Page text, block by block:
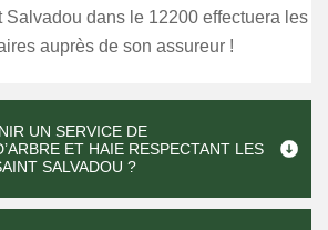
Salvadou dans le 12200 effectuera les
auprès de son assureur !
UN SERVICE DE
ET HAIE RESPECTANT LES
SALVADOU ?